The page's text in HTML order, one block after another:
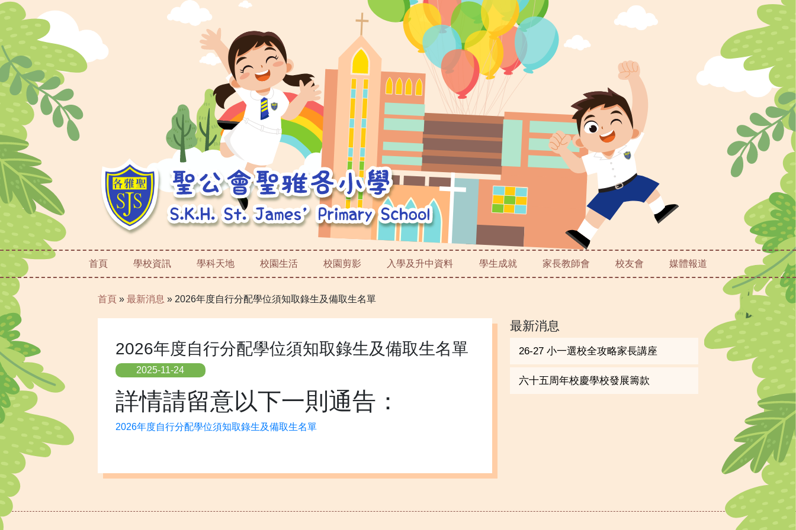
首頁 學校資訊 學科天地 校園生活 校園剪影 入學及升中資料 學生成就 家長教師會 校友會 媒體報道
首頁 » 最新消息 » 2026年度自行分配學位須知取錄生及備取生名單
2026年度自行分配學位須知取錄生及備取生名單
2025-11-24
詳情請留意以下一則通告：
2026年度自行分配學位須知取錄生及備取生名單
最新消息
26-27 小一選校全攻略家長講座
六十五周年校慶學校發展籌款